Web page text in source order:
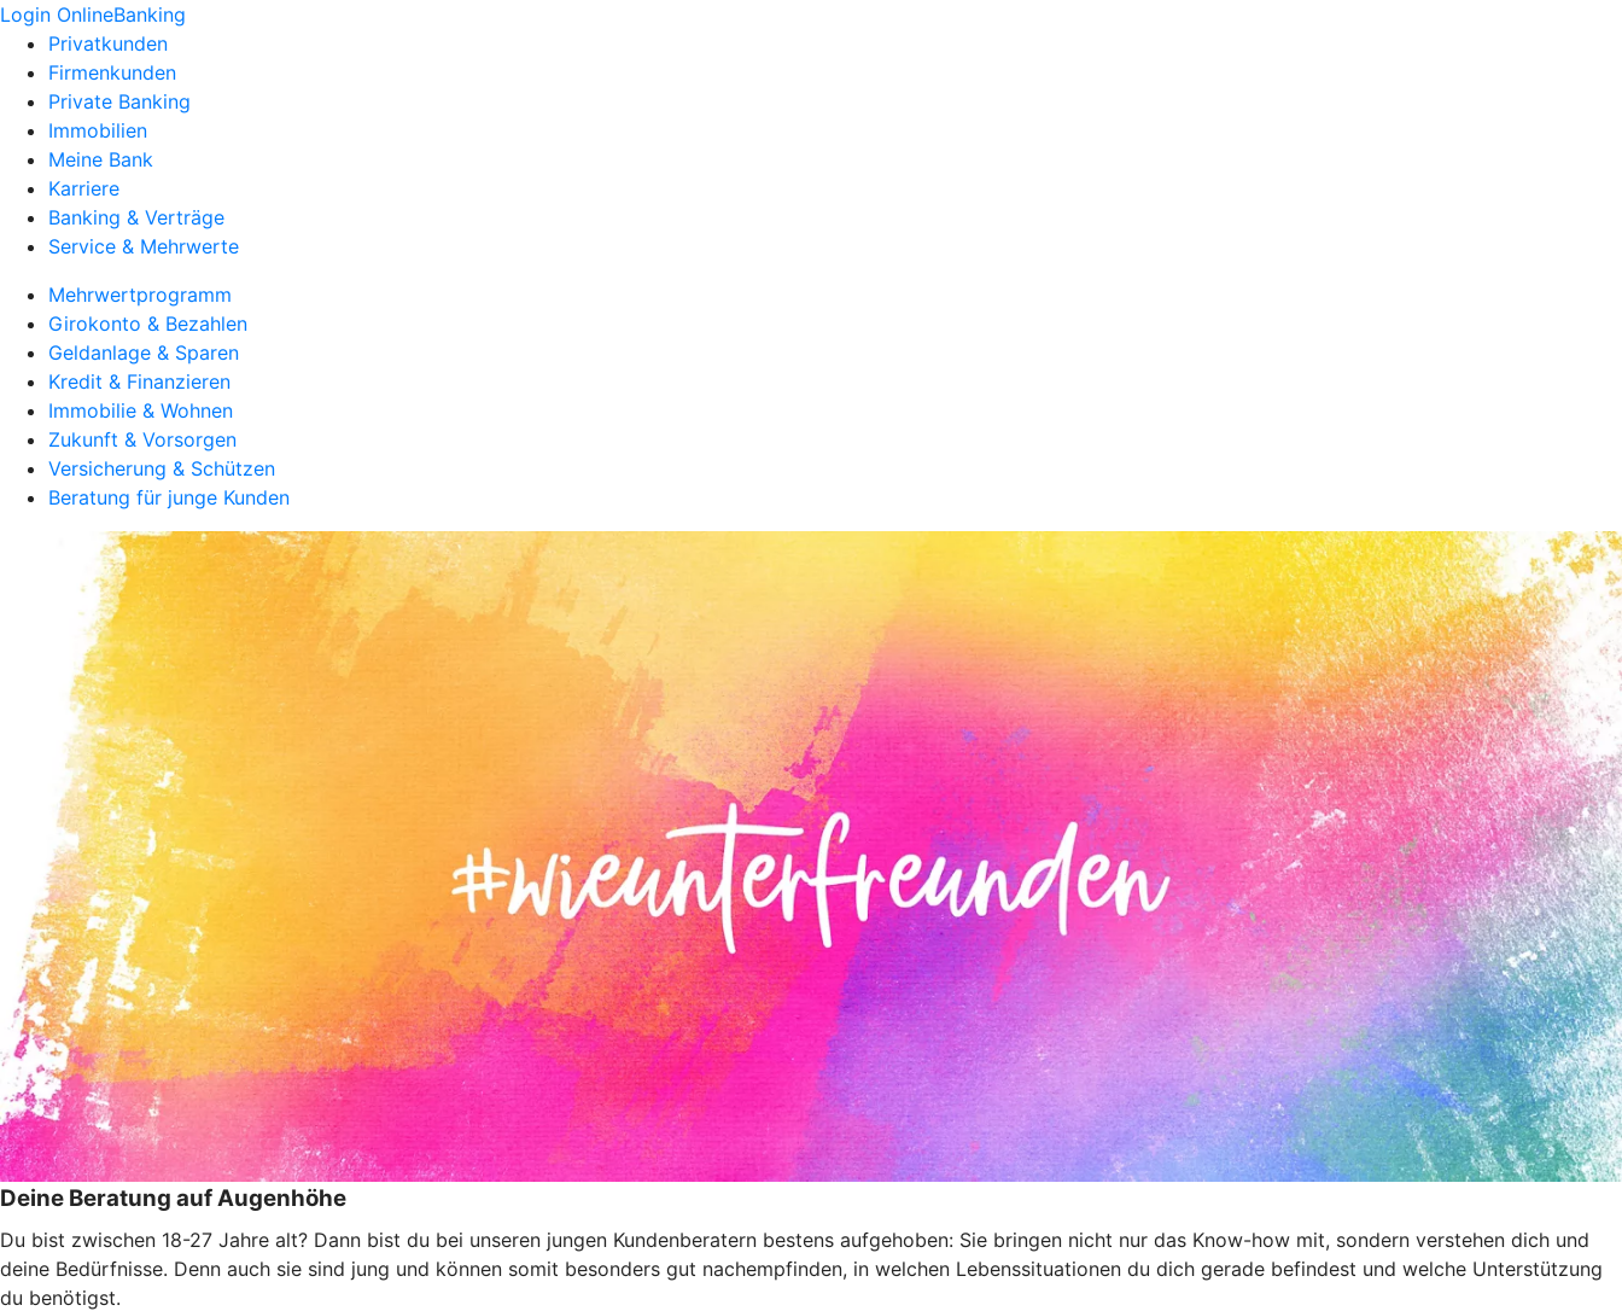
Login OnlineBanking
Privatkunden
Firmenkunden
Private Banking
Immobilien
Meine Bank
Karriere
Banking & Verträge
Service & Mehrwerte
Mehrwertprogramm
Girokonto & Bezahlen
Geldanlage & Sparen
Kredit & Finanzieren
Immobilie & Wohnen
Zukunft & Vorsorgen
Versicherung & Schützen
Beratung für junge Kunden
Deine Beratung auf Augenhöhe
Du bist zwischen 18-27 Jahre alt? Dann bist du bei unseren jungen Kundenberatern bestens aufgehoben: Sie bringen nicht nur das Know-how mit, sondern verstehen dich und
deine Bedürfnisse. Denn auch sie sind jung und können somit besonders gut nachempfinden, in welchen Lebenssituationen du dich gerade befindest und welche Unterstützung
du benötigst.